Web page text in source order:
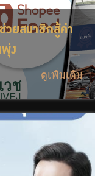
วยสมาชิกสู้ค่า
พุ่ง
ดูเพิ่มเติม